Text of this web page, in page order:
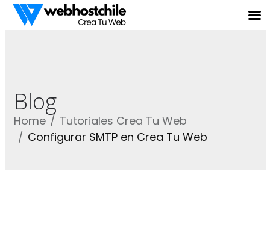
Blog
Home
Tutoriales Crea Tu Web
Configurar SMTP en Crea Tu Web